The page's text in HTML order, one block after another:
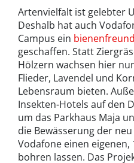
Artenvielfalt ist gelebter
Deshalb hat auch
Campus ein
geschaffen. Statt
Hölzern wachsen hier
Flieder, Lavendel und
Lebensraum bieten.
Insekten-Hotels auf den
um das Parkhaus Maja
die Bewässerung der
Vodafone einen
bohren lassen. Das